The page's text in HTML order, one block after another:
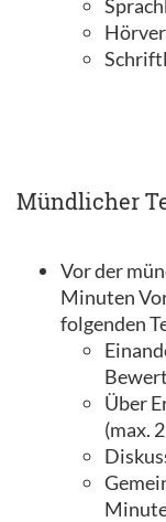
Mündlicher
Vor der
Minuten
folgenden
Über
(max.